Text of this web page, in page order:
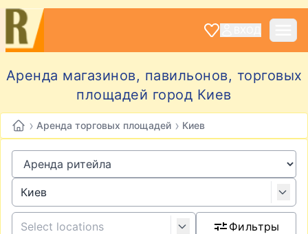
Аренда магазинов, павильонов, торговых
площадей город Киев
› Аренда торговых площадей › Киев
Фильтры